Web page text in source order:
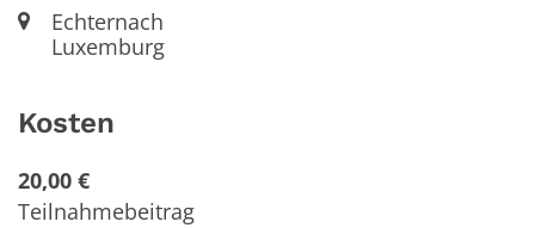
Ort:Echternach
Luxemburg
Kosten
20,00 €
Teilnahmebeitrag